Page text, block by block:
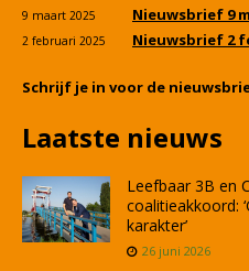
9 maart 2025 Nieuwsbrief 9
2 februari 2025 Nieuwsbrief 2
Schrijf je in voor de
Laatste nieuws
Leefbaar 3B en
coalitieakkoord:
karakter’
26 juni 2026